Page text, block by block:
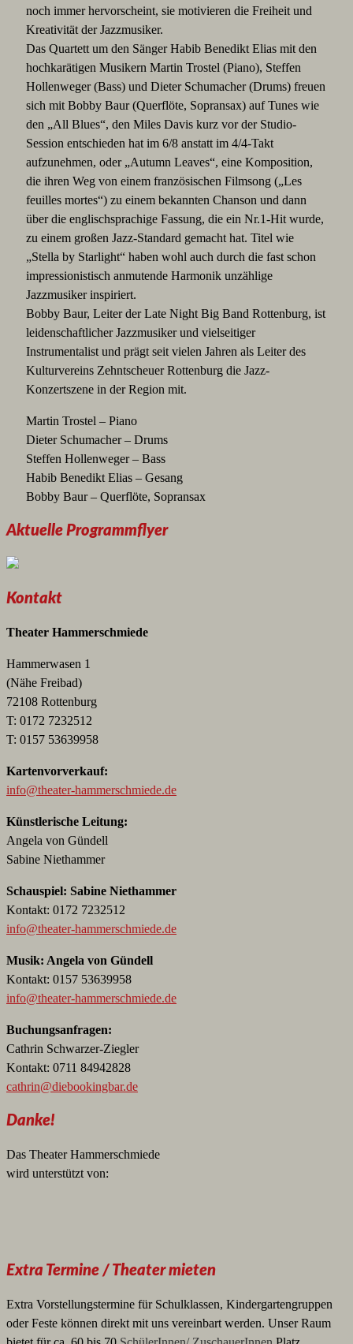
noch immer hervorscheint, sie motivieren die Freiheit und
Kreativität der Jazzmusiker.
Das Quartett um den Sänger Habib Benedikt Elias mit den
hochkarätigen Musikern Martin Trostel (Piano), Steffen
Hollenweger (Bass) und Dieter Schumacher (Drums) freuen
sich mit Bobby Baur (Querflöte, Sopransax) auf Tunes wie
den „All Blues“, den Miles Davis kurz vor der Studio-
Session entschieden hat im 6/8 anstatt im 4/4-Takt
aufzunehmen, oder „Autumn Leaves“, eine Komposition,
die ihren Weg von einem französischen Filmsong („Les
feuilles mortes“) zu einem bekannten Chanson und dann
über die englischsprachige Fassung, die ein Nr.1-Hit wurde,
zu einem großen Jazz-Standard gemacht hat. Titel wie
„Stella by Starlight“ haben wohl auch durch die fast schon
impressionistisch anmutende Harmonik unzählige
Jazzmusiker inspiriert.
Bobby Baur, Leiter der Late Night Big Band Rottenburg, ist
leidenschaftlicher Jazzmusiker und vielseitiger
Instrumentalist und prägt seit vielen Jahren als Leiter des
Kulturvereins Zehntscheuer Rottenburg die Jazz-
Konzertszene in der Region mit.
Martin Trostel – Piano
Dieter Schumacher – Drums
Steffen Hollenweger – Bass
Habib Benedikt Elias – Gesang
Bobby Baur – Querflöte, Sopransax
Aktuelle Programmflyer
Kontakt
Theater Hammerschmiede
Hammerwasen 1
(Nähe Freibad)
72108 Rottenburg
T: 0172 7232512
T: 0157 53639958
Kartenvorverkauf:
info@theater-hammerschmiede.de
Künstlerische Leitung:
Angela von Gündell
Sabine Niethammer
Schauspiel: Sabine Niethammer
Kontakt: 0172 7232512
info@theater-hammerschmiede.de
Musik: Angela von Gündell
Kontakt: 0157 53639958
info@theater-hammerschmiede.de
Buchungsanfragen:
Cathrin Schwarzer-Ziegler
Kontakt: 0711 84942828
cathrin@diebookingbar.de
Danke!
Das Theater Hammerschmiede
wird unterstützt von:
Extra Termine / Theater mieten
Extra Vorstellungstermine für Schulklassen, Kindergartengruppen
oder Feste können direkt mit uns vereinbart werden. Unser Raum